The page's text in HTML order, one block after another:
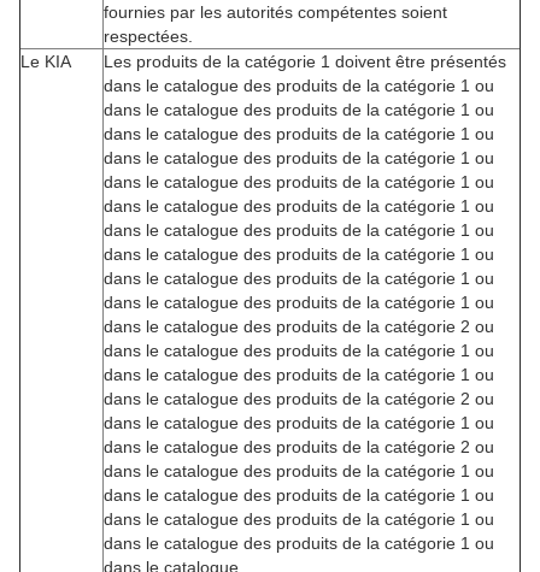
fournies par les autorités compétentes soient
respectées.
Le KIA
Les produits de la catégorie 1 doivent être présentés
dans le catalogue des produits de la catégorie 1 ou
dans le catalogue des produits de la catégorie 1 ou
dans le catalogue des produits de la catégorie 1 ou
dans le catalogue des produits de la catégorie 1 ou
dans le catalogue des produits de la catégorie 1 ou
dans le catalogue des produits de la catégorie 1 ou
dans le catalogue des produits de la catégorie 1 ou
dans le catalogue des produits de la catégorie 1 ou
dans le catalogue des produits de la catégorie 1 ou
dans le catalogue des produits de la catégorie 1 ou
dans le catalogue des produits de la catégorie 2 ou
dans le catalogue des produits de la catégorie 1 ou
dans le catalogue des produits de la catégorie 1 ou
dans le catalogue des produits de la catégorie 2 ou
dans le catalogue des produits de la catégorie 1 ou
dans le catalogue des produits de la catégorie 2 ou
dans le catalogue des produits de la catégorie 1 ou
dans le catalogue des produits de la catégorie 1 ou
dans le catalogue des produits de la catégorie 1 ou
dans le catalogue des produits de la catégorie 1 ou
dans le catalogue